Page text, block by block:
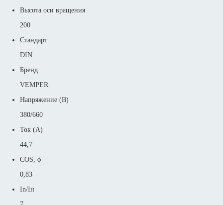
Высота оси вращения
200
Стандарт
DIN
Бренд
VEMPER
Напряжение (В)
380/660
Ток (А)
44,7
COS, ϕ
0,83
In/Iн